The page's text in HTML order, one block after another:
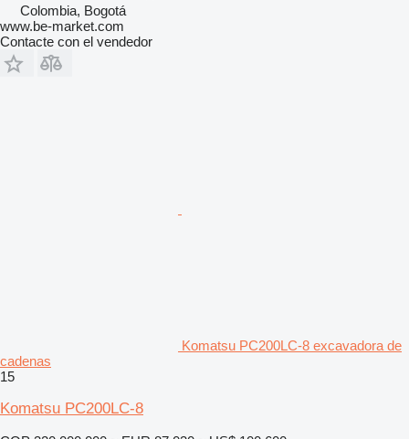
Colombia, Bogotá
www.be-market.com
Contacte con el vendedor
Komatsu PC200LC-8 excavadora de
cadenas
15
Komatsu PC200LC-8